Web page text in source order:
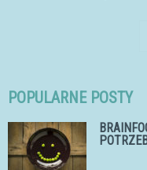
POPULARNE POSTY